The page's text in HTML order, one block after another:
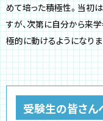
めて培った積極性。当初
すが、次第に自分から来
極的に動けるようになり
受験生の皆さん